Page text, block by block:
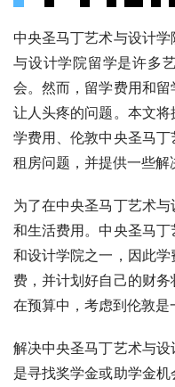
中央圣马丁艺术与设计
与设计学院留学是许多
会。然而，留学费用和
让人头疼的问题。本文
学费用、伦敦中央圣马
租房问题，并提供一些解
为了在中央圣马丁艺术
和生活费用。中央圣马
和设计学院之一，因此
费，并计划好自己的财
在预算中，考虑到伦敦是
解决中央圣马丁艺术与
是寻找奖学金或助学金